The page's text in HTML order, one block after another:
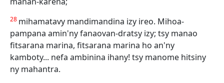
28 mihamatavy mandimandina izy ireo. Mihoa-
pampana amin'ny fanaovan-dratsy izy; tsy manao
fitsarana marina, fitsarana marina ho an'ny
kamboty... nefa ambinina ihany! tsy manome hitsiny
ny mahantra.